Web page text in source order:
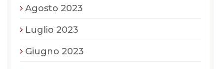
Agosto 2023
Luglio 2023
Giugno 2023